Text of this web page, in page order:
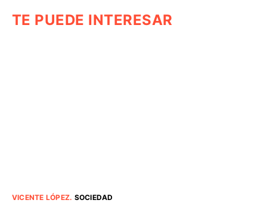
TE PUEDE INTERESAR
VICENTE LÓPEZ. SOCIEDAD